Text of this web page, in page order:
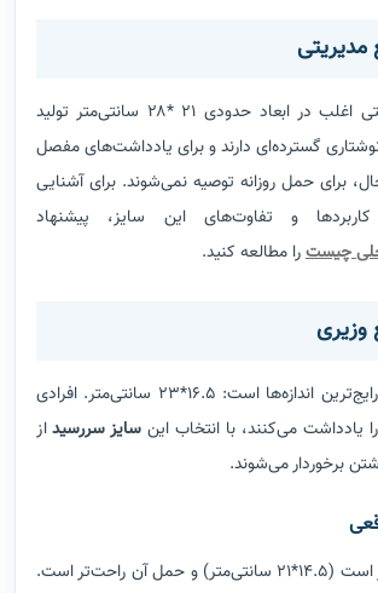
سررسیدهای مدیریتی اغلب در ابعاد حدودی ۲۱ *۲۸ سانتی‌متر تولید
گسترده‌ای دارند و برای یادداشت‌های مفصل
برای حمل روزانه توصیه نمی‌شوند. برای آشنایی
و تفاوت‌های این سایز، پیشنهاد
چیسترا مطالعه کنید.
یکی از رایج‌ترین اندازه‌ها است: 16.5*23 سانتی‌متر. افرادی
یادداشت می‌کنند، با انتخاب این سایز سررسیداز
برخوردار می‌شوند.
کوچک‌تر است (14.5*21 سانتی‌متر) و حمل آن راحت‌تر است.